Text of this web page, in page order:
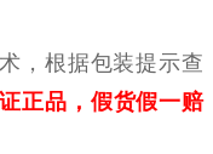
，根据包装提示查
正品，假货假一赔